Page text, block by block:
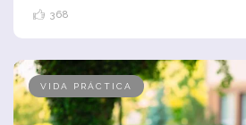
368
VIDA PRÁCTICA